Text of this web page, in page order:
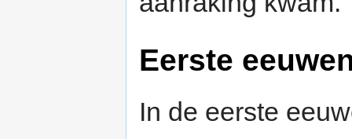
Eerste
In de eerste